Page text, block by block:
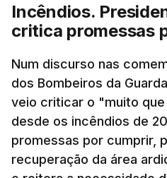
Incêndios.
critica promessas
Num discurso nas
dos Bombeiros da
veio criticar o "muito
desde os incêndios de
promessas por cumprir,
recuperação da área